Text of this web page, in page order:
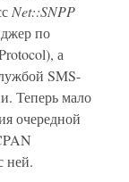
Net::SNPP
по
а
SMS-
Теперь мало
очередной
ней.